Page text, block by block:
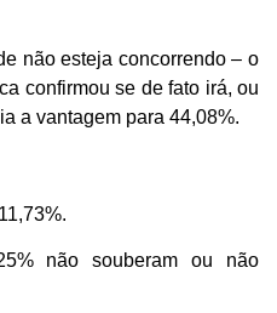
não esteja concorrendo – o
confirmou se de fato irá, ou
a vantagem para 44,08%.
não souberam ou não